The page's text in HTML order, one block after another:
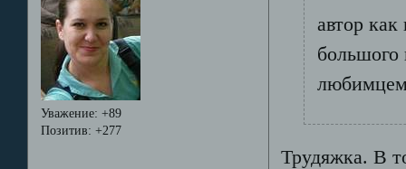
Уважение: +89
Позитив: +277
автор как
большого
Трудяжка. В